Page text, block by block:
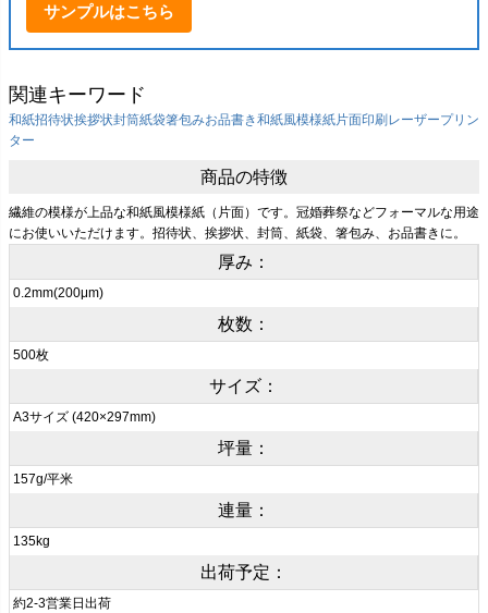
サンプルはこちら
関連キーワード
和紙招待状挨拶状封筒紙袋箸包みお品書き和紙風模様紙片面印刷 レーザープリン
ター
商品の特徴
繊維の模様が上品な和紙風模様紙（片面）です。冠婚葬祭などフォーマルな用途
にお使いいただけます。招待状、挨拶状、封筒、紙袋、箸包み、お品書きに。
厚み：
0.2mm(200μm)
枚数：
500枚
サイズ：
A3サイズ (420×297mm)
坪量：
157g/平米
連量：
135kg
出荷予定：
約2-3営業日出荷